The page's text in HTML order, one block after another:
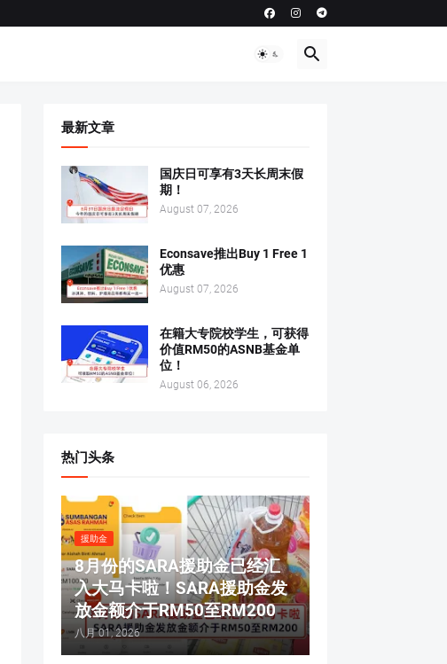
最新文章
国庆日可享有3天长周末假
期！
August 07, 2026
Econsave推出Buy 1 Free 1
优惠
August 07, 2026
在籍大专院校学生，可获得
价值RM50的ASNB基金单
位！
August 06, 2026
热门头条
援助金
8月份的SARA援助金已经汇
入大马卡啦！SARA援助金发
放金额介于RM50至RM200
八月 01, 2026